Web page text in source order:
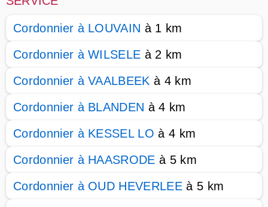
Cordonnier à LOUVAIN à 1 km
Cordonnier à WILSELE à 2 km
Cordonnier à VAALBEEK à 4 km
Cordonnier à BLANDEN à 4 km
Cordonnier à KESSEL LO à 4 km
Cordonnier à HAASRODE à 5 km
Cordonnier à OUD HEVERLEE à 5 km